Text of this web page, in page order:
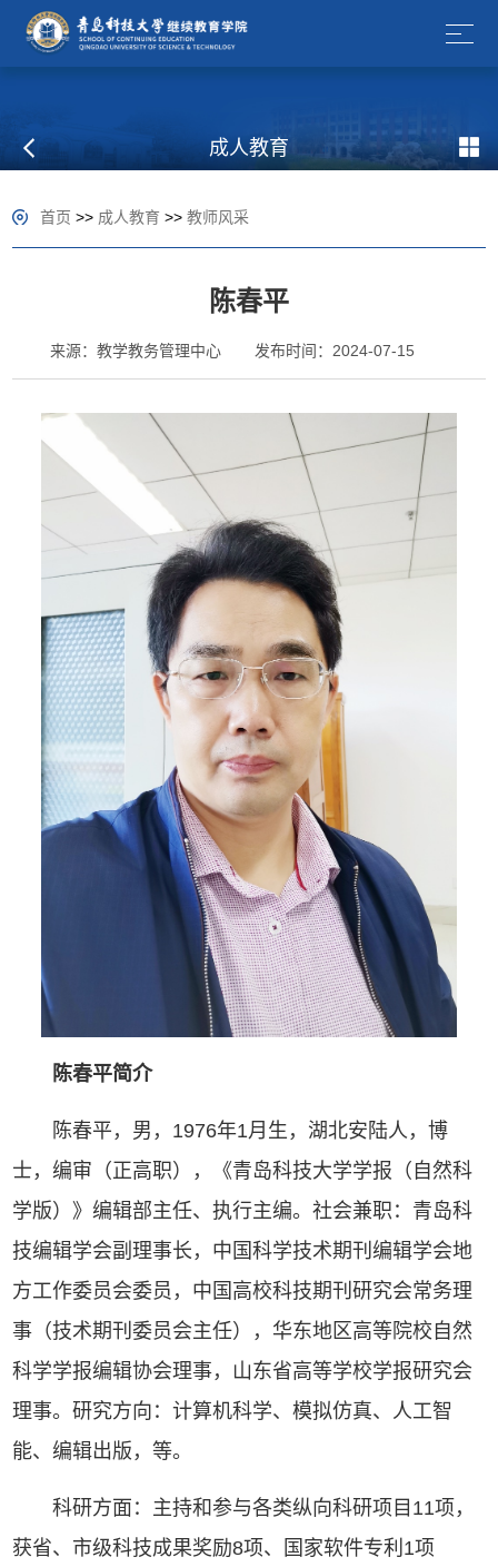
成人教育
首页 >> 成人教育 >>教师风采
陈春平
来源：教学教务管理中心 发布时间：2024-07-15
陈春平简介
陈春平，男，1976年1月生，湖北安陆人，博
士，编审（正高职），《青岛科技大学学报（自然科
学版）》编辑部主任、执行主编。社会兼职：青岛科
技编辑学会副理事长，中国科学技术期刊编辑学会地
方工作委员会委员，中国高校科技期刊研究会常务理
事（技术期刊委员会主任），华东地区高等院校自然
科学学报编辑协会理事，山东省高等学校学报研究会
理事。研究方向：计算机科学、模拟仿真、人工智
能、编辑出版，等。
科研方面：主持和参与各类纵向科研项目11项，
获省、市级科技成果奖励8项、国家软件专利1项